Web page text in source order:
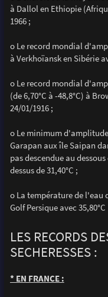
à Dallol en Ethiopie
1966 ;
o Le record mondial
à Verkhoïansk en Sibérie
o Le record mondial
(de 6,70°C à -48,8°C) à
24/01/1916 ;
o Le minimum d'amplitude
Garapan aux île Saipan
pas descendue au
dessus de 31,40°C ;
o La température de l'eau
Golf Persique avec 35,80°C
LES RECORDS
SECHERESSES :
* EN FRANCE :